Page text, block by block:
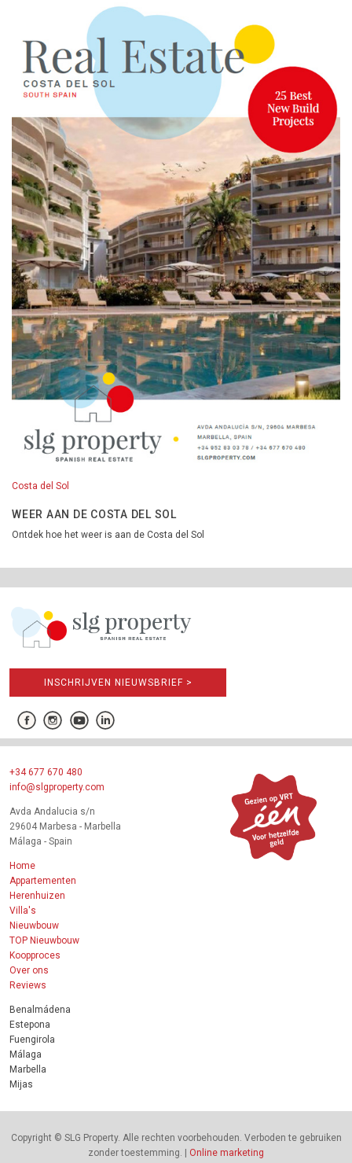
Costa del Sol
WEER AAN DE COSTA DEL SOL
Ontdek hoe het weer is aan de Costa del Sol
INSCHRIJVEN NIEUWSBRIEF >
+34 677 670 480
info@slgproperty.com
Avda Andalucia s/n
29604 Marbesa - Marbella
Málaga - Spain
Home
Appartementen
Herenhuizen
Villa's
Nieuwbouw
TOP Nieuwbouw
Koopproces
Over ons
Reviews
Benalmádena
Estepona
Fuengirola
Málaga
Marbella
Mijas
Copyright © SLG Property. Alle rechten voorbehouden. Verboden te gebruiken
zonder toestemming. | Online marketing